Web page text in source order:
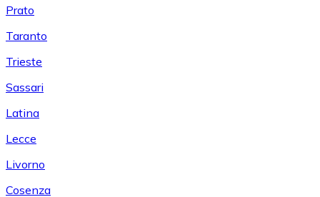
Prato
Taranto
Trieste
Sassari
Latina
Lecce
Livorno
Cosenza